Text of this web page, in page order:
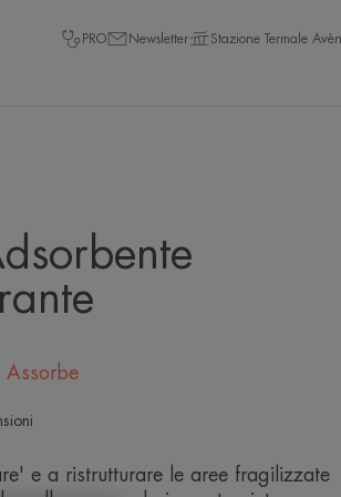
PRO Newsletter Stazione Termale
Assorbe
e a ristrutturare le aree fragilizzate